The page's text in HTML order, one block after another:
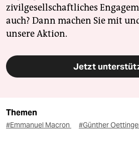
zivilgesellschaftliches
auch? Dann machen Sie mit
unsere Aktion.
Jetzt
Themen
#Emmanuel Macron #Günther